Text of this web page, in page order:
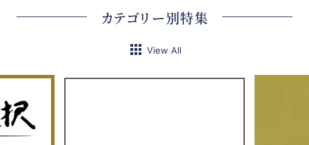
カテゴリー別特集
View All